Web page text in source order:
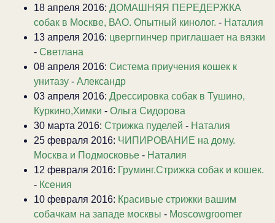
18 апреля 2016: ДОМАШНЯЯ ПЕРЕДЕРЖКА
собак в Москве, ВАО. Опытный кинолог. - Наталия
13 апреля 2016: цвергпинчер приглашает на вязки
- Светлана
08 апреля 2016: Система приучения кошек к
унитазу - Александр
03 апреля 2016: Дрессировка собак в Тушино,
Куркино,Химки - Ольга Сидорова
30 марта 2016: Стрижка пуделей - Наталия
25 февраля 2016: ЧИПИРОВАНИЕ на дому.
Москва и Подмосковье - Наталия
12 февраля 2016: Груминг.Стрижка собак и кошек.
- Ксения
10 февраля 2016: Красивые стрижки вашим
собачкам на западе москвы - Moscowgroomer